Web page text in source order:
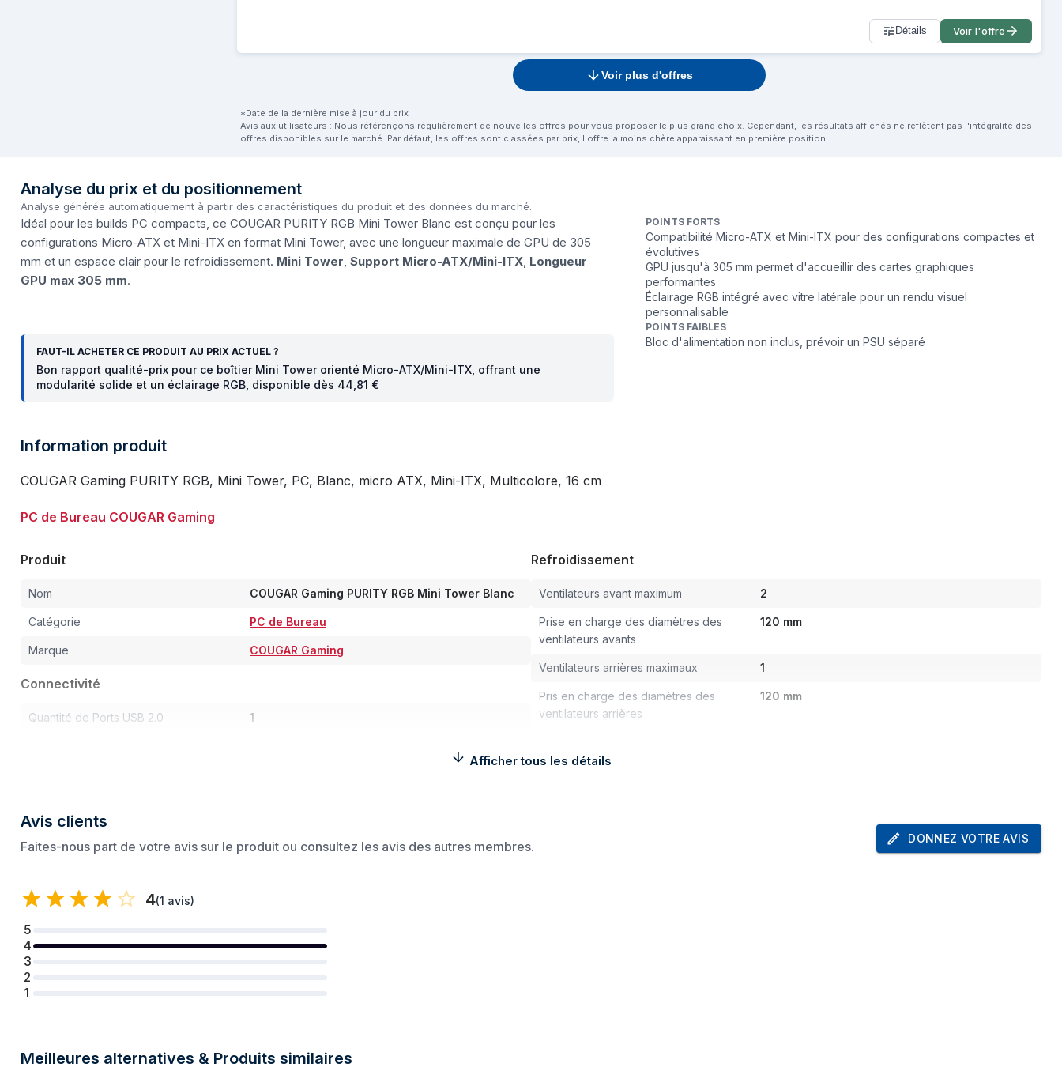
Détails Voir l'offre
Voir plus d'offres
*Date de la dernière mise à jour du prix
Avis aux utilisateurs : Nous référençons régulièrement de nouvelles offres pour vous proposer le plus grand choix. Cependant, les résultats affichés ne reflètent pas l'intégralité des
offres disponibles sur le marché. Par défaut, les offres sont classées par prix, l'offre la moins chère apparaissant en première position.
Analyse du prix et du positionnement
Analyse générée automatiquement à partir des caractéristiques du produit et des données du marché.
Idéal pour les builds PC compacts, ce COUGAR PURITY RGB Mini Tower Blanc est conçu pour les
configurations Micro-ATX et Mini-ITX en format Mini Tower, avec une longueur maximale de GPU de 305
mm et un espace clair pour le refroidissement. Mini Tower Support Micro-ATX/Mini-ITX Longueur
GPU max 305 mm.
POINTS FORTS
Compatibilité Micro-ATX et Mini-ITX pour des configurations compactes et
évolutives
GPU jusqu'à 305 mm permet d'accueillir des cartes graphiques
performantes
Éclairage RGB intégré avec vitre latérale pour un rendu visuel
personnalisable
POINTS FAIBLES
Bloc d'alimentation non inclus, prévoir un PSU séparé
FAUT-IL ACHETER CE PRODUIT AU PRIX ACTUEL ?
Bon rapport qualité-prix pour ce boîtier Mini Tower orienté Micro-ATX/Mini-ITX, offrant une
modularité solide et un éclairage RGB, disponible dès 44,81 €
Information produit
COUGAR Gaming PURITY RGB, Mini Tower, PC, Blanc, micro ATX, Mini-ITX, Multicolore, 16 cm
PC de Bureau COUGAR Gaming
Produit
Nom COUGAR Gaming PURITY RGB Mini Tower Blanc
Catégorie PC de Bureau
Marque COUGAR Gaming
Connectivité
Quantité de Ports USB 2.0 1
Poids et dimensions
Profondeur
Informations sur l'emballage
Contrôleur à LED
Refroidissement
Ventilateurs avant maximum 2
Prise en charge des diamètres des
ventilateurs avants
120 mm
Ventilateurs arrières maximaux 1
Pris en charge des diamètres des
ventilateurs arrières
120 mm
Afficher tous les détails
Avis clients
Faites-nous part de votre avis sur le produit ou consultez les avis des autres membres.
DONNEZ VOTRE AVIS
4(1 avis)
5
4
3
2
1
Meilleures alternatives & Produits similaires